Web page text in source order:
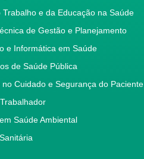
Trabalho e da Educação na Saúde
de Gestão e Planejamento
e Informática em Saúde
de Saúde Pública
no Cuidado e Segurança do Paciente
Saúde Ambiental